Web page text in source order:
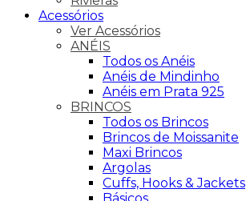
Acessórios
Ver Acessórios
ANÉIS
Todos os Anéis
Anéis de Mindinho
Anéis em Prata 925
BRINCOS
Todos os Brincos
Brincos de Moissanite
Maxi Brincos
Argolas
Cuffs, Hooks & Jackets